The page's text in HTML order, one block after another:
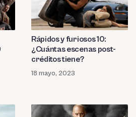
Rápidos y furiosos 10:
¿Cuántas escenas post-
créditos tiene?
18 mayo, 2023